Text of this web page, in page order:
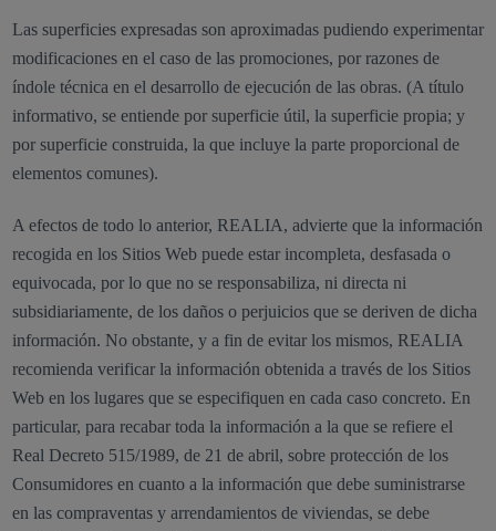
Las superficies expresadas son aproximadas pudiendo experimentar
modificaciones en el caso de las promociones, por razones de
índole técnica en el desarrollo de ejecución de las obras. (A título
informativo, se entiende por superficie útil, la superficie propia; y
por superficie construida, la que incluye la parte proporcional de
elementos comunes).
A efectos de todo lo anterior, REALIA, advierte que la información
recogida en los Sitios Web puede estar incompleta, desfasada o
equivocada, por lo que no se responsabiliza, ni directa ni
subsidiariamente, de los daños o perjuicios que se deriven de dicha
información. No obstante, y a fin de evitar los mismos, REALIA
recomienda verificar la información obtenida a través de los Sitios
Web en los lugares que se especifiquen en cada caso concreto. En
particular, para recabar toda la información a la que se refiere el
Real Decreto 515/1989, de 21 de abril, sobre protección de los
Consumidores en cuanto a la información que debe suministrarse
en las compraventas y arrendamientos de viviendas, se debe